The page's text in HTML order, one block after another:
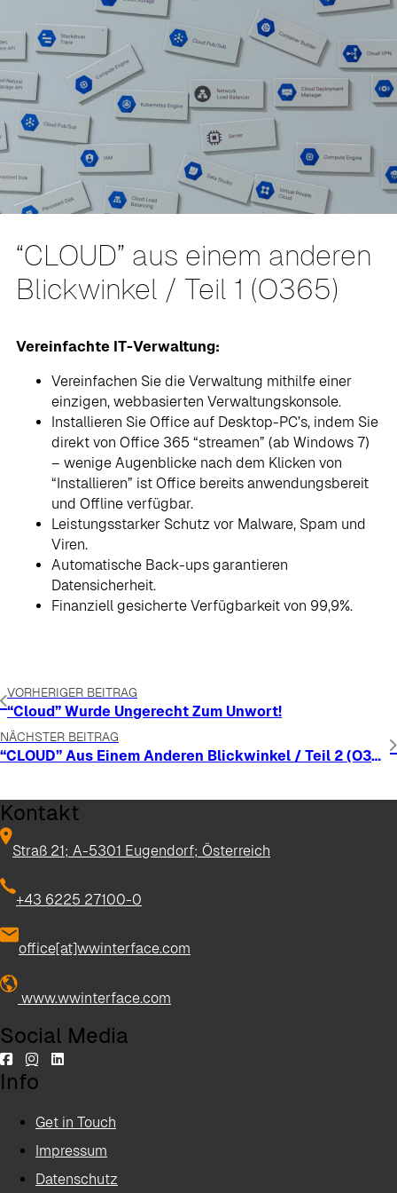
“CLOUD” aus einem anderen
Blickwinkel / Teil 1 (O365)
Vereinfachte IT-Verwaltung:
Vereinfachen Sie die Verwaltung mithilfe einer
einzigen, webbasierten Verwaltungskonsole.
Installieren Sie Office auf Desktop-PC’s, indem Sie
direkt von Office 365 “streamen” (ab Windows 7)
– wenige Augenblicke nach dem Klicken von
“Installieren” ist Office bereits anwendungsbereit
und Offline verfügbar.
Leistungsstarker Schutz vor Malware, Spam und
Viren.
Automatische Back-ups garantieren
Datensicherheit.
Finanziell gesicherte Verfügbarkeit von 99,9%.
VORHERIGER BEITRAG
“Cloud” Wurde Ungerecht Zum Unwort!
NÄCHSTER BEITRAG
“CLOUD” Aus Einem Anderen Blickwinkel / Teil 2 (O365)
Kontakt
Straß 21; A-5301 Eugendorf; Österreich
+43 6225 27100-0
office[at]wwinterface.com
www.wwinterface.com
Social Media
Info
Get in Touch
Impressum
Datenschutz